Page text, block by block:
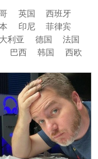
英国
西班牙
印尼
菲律宾
利亚 德国
法国
巴西 韩国 西欧